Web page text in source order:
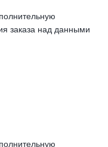
заказа над данными